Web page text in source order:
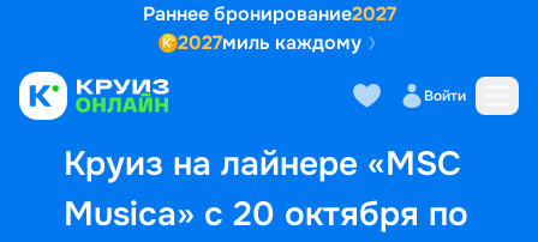
Раннее бронирование2027
2027миль каждому
Войти
Круиз на лайнере «MSC
Musica» с 20 октября по
Выбор кают Маршрут и